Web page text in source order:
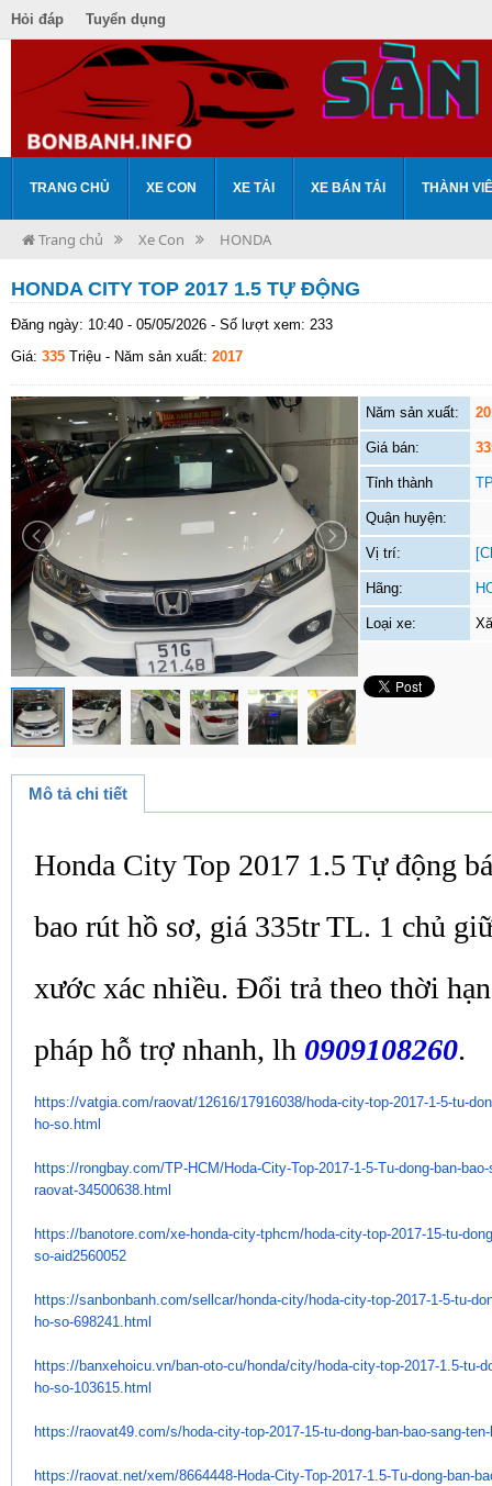
Hỏi đáp Tuyển dụng
TRANG CHỦ XE CON XE TẢI XE BÁN TẢI THÀNH
Trang chủ Xe Con HONDA
HONDA CITY TOP 2017 1.5 TỰ ĐỘNG
Đăng ngày: 10:40 - 05/05/2026 - Số lượt xem: 233
Giá: 335 Triệu - Năm sản xuất: 2017
Năm sản xuất:
Giá bán:
Tỉnh thành
Quận huyện:
Vị trí:
Hãng:
Loại xe:
Mô tả chi tiết
Honda City Top 2017 1.5 Tự động
bao rút hồ sơ, giá 335tr TL. 1 chủ
xước xác nhiều. Đổi trả theo thời
pháp hỗ trợ nhanh, lh 0909108260.
https://vatgia.com/raovat/12616/17916038/hoda-city-top-2017-1-5-tu-
ho-so.html
https://rongbay.com/TP-HCM/Hoda-City-Top-2017-1-5-Tu-dong-ban-
raovat-34500638.html
https://banotore.com/xe-honda-city-tphcm/hoda-city-top-2017-15-tu-
so-aid2560052
https://sanbonbanh.com/sellcar/honda-city/hoda-city-top-2017-1-5-tu-
ho-so-698241. html
https://banxehoicu.vn/ban-oto-cu/honda/city/hoda-city-top-2017-1.5-tu-
ho-so-103615.html
https://raovat49.com/s/hoda-city-top-2017-15-tu-dong-ban-bao-sang-
https://raovat.net/xem/8664448-Hoda-City-Top-2017-1. 5-Tu-dong-ban-